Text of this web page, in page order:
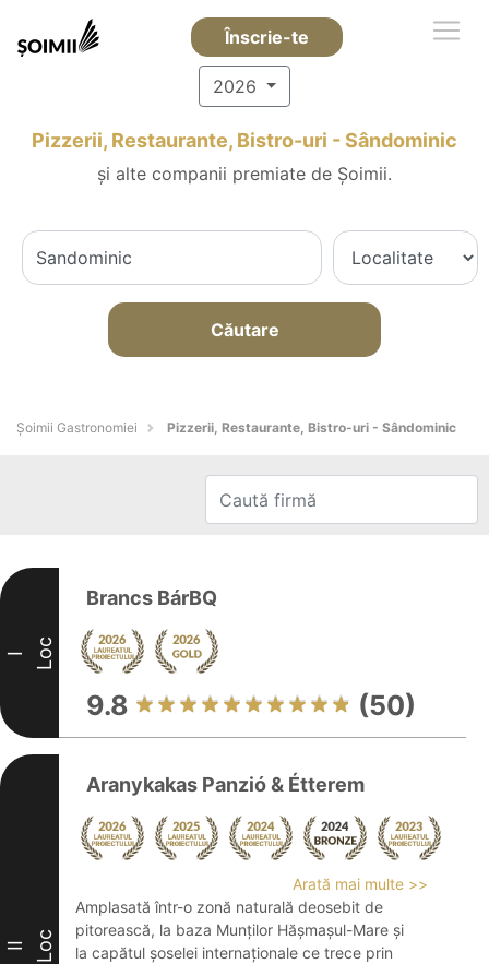
Înscrie-te
2026
Pizzerii, Restaurante, Bistro-uri - Sândominic
și alte companii premiate de Șoimii.
Căutare
Șoimii Gastronomiei Pizzerii, Restaurante, Bistro-uri - Sândominic
I Loc
Brancs BárBQ
9.8 (50)
II Loc
Aranykakas Panzió & Étterem
Arată mai multe >>
Amplasată într-o zonă naturală deosebit de
pitorească, la baza Munților Hășmașul-Mare și
la capătul șoselei internaționale ce trece prin